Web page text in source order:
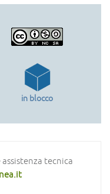
in blocco
tecnica